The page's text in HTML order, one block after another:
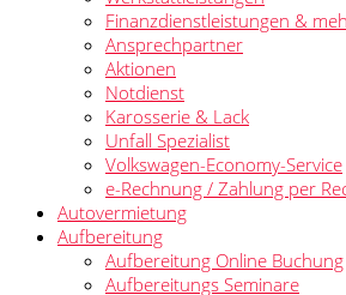
Finanzdienstleistungen &
Ansprechpartner
Aktionen
Notdienst
Karosserie & Lack
Unfall Spezialist
Volkswagen-Economy-Service
e-Rechnung / Zahlung per
Autovermietung
Aufbereitung
Aufbereitung Online Buchung
Aufbereitungs Seminare